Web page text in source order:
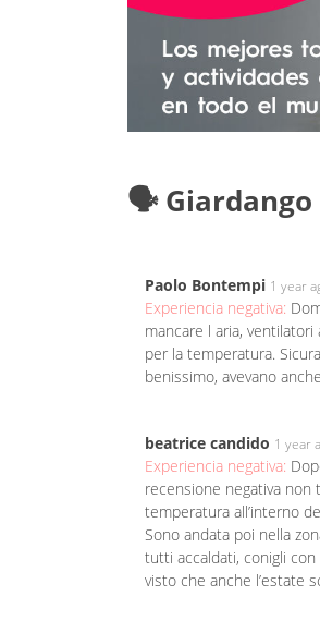
🗣️ Giardango
Paolo Bontempi 1 year
Experiencia negativa:
mancare l aria,
per la temperatura.
benissimo, avevano
beatrice candido 1 year
Experiencia negativa:
recensione negativa
temperatura all’interno
Sono andata poi nella
tutti accaldati, conigli
visto che anche l’estate